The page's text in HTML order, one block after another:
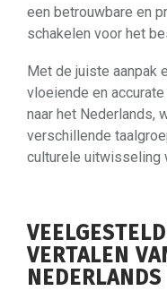
een betrouwbare en
schakelen voor het
Met de juiste aanpak
vloeiende en
naar het Nederlands,
verschillende
culturele uitwisseling
VERTALEN
NEDERLANDS